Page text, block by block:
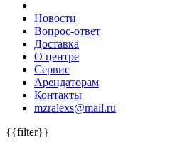
Новости
Вопрос-ответ
Доставка
О центре
Сервис
Арендаторам
Контакты
mzralexs@mail.ru
{{filter}}